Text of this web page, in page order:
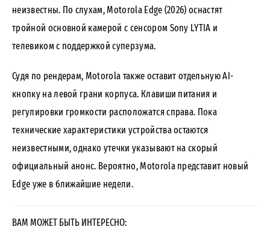
неизвестны. По слухам, Motorola Edge (2026) оснастят
тройной основной камерой с сенсором Sony LYTIA и
телевиком с поддержкой суперзума.
Судя по рендерам, Motorola также оставит отдельную AI-
кнопку на левой грани корпуса. Клавиши питания и
регулировки громкости расположатся справа. Пока
технические характеристики устройства остаются
неизвестными, однако утечки указывают на скорый
официальный анонс. Вероятно, Motorola представит новый
Edge уже в ближайшие недели.
ВАМ МОЖЕТ БЫТЬ ИНТЕРЕСНО: